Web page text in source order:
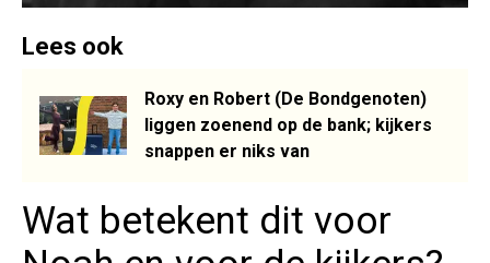
Lees ook
Roxy en Robert (De Bondgenoten)
liggen zoenend op de bank; kijkers
snappen er niks van
Wat betekent dit voor